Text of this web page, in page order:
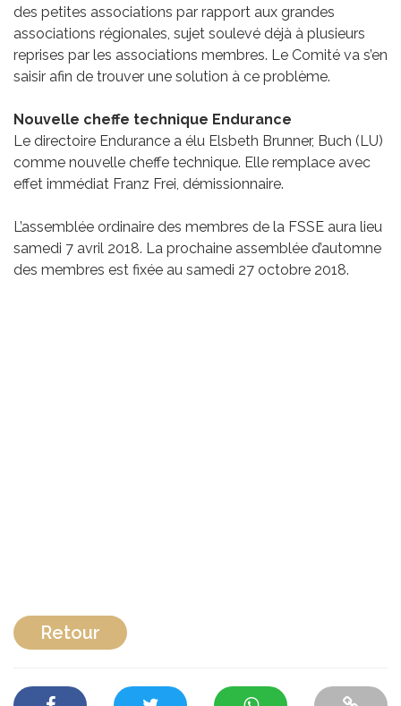
des petites associations par rapport aux grandes
associations régionales, sujet soulevé déjà à plusieurs
reprises par les associations membres. Le Comité va s’en
saisir afin de trouver une solution à ce problème.
Nouvelle cheffe technique Endurance
Le directoire Endurance a élu Elsbeth Brunner, Buch (LU)
comme nouvelle cheffe technique. Elle remplace avec
effet immédiat Franz Frei, démissionnaire.
L’assemblée ordinaire des membres de la FSSE aura lieu
samedi 7 avril 2018. La prochaine assemblée d’automne
des membres est fixée au samedi 27 octobre 2018.
Retour